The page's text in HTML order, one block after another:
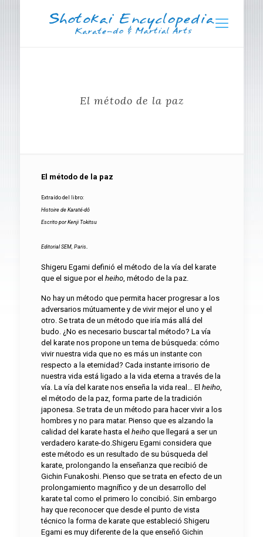
El método de la paz
El método de la paz
Extraído del libro:
Histoire de Karaté-dô
Escrito por Kenji Tokitsu
Editorial SEM, Paris.
Shigeru Egami definió el método de la vía del karate
que el sigue por el heiho, método de la paz.
No hay un método que permita hacer progresar a los
adversarios mútuamente y de vivir mejor el uno y el
otro. Se trata de un método que iría más allá del
budo. ¿No es necesario buscar tal método? La vía
del karate nos propone un tema de búsqueda: cómo
vivir nuestra vida que no es más un instante con
respecto a la eternidad? Cada instante irrisorio de
nuestra vida está ligado a la vida eterna a través de la
vía. La vía del karate nos enseña la vida real… El heiho,
el método de la paz, forma parte de la tradición
japonesa. Se trata de un método para hacer vivir a los
hombres y no para matar. Pienso que es alzando la
calidad del karate hasta el heihoque llegará a ser un
verdadero karate-do.Shigeru Egami considera que
este método es un resultado de su búsqueda del
karate, prolongando la enseñanza que recibió de
Gichin Funakoshi. Pienso que se trata en efecto de un
prolongamiento magnífico y de un desarrollo del
karate tal como el primero lo concibió. Sin embargo
hay que reconocer que desde el punto de vista
técnico la forma de karate que estableció Shigeru
Egami es muy diferente de la que enseñó Gichin